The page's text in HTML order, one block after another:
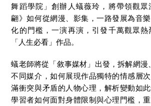
舞蹈學院」創辦人蟻薇玲，將帶領觀
翩》如何從網漫、影集，一路發展為音
化的門檻，一演再演，引發千萬觀眾
「人生必看」作品。
蟻老師將從「敘事媒材」出發，拆解網漫
不同媒介，如何展現作品獨特的情感層
滿衝突與矛盾的人物心理，解析變動如
學習者如何面對身體限制與心理門檻，